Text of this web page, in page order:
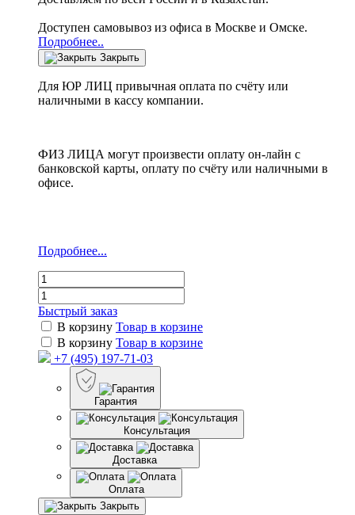
Доступен самовывоз из офиса в Москве и Омске.
Подробнее..
Закрыть
Для ЮР ЛИЦ привычная оплата по счёту или
наличными в кассу компании.
ФИЗ ЛИЦА могут произвести оплату он-лайн с
банковской карты, оплату по счёту или наличными в
офисе.
Подробнее...
Быстрый заказ
В корзину Товар в корзине
В корзину Товар в корзине
+7 (495) 197-71-03
Гарантия
Консультация
Доставка
Оплата
Закрыть